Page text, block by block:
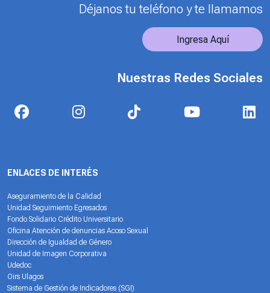
ENLACES DE INTERÉS
Aseguramiento de la Calidad
Unidad Seguimiento Egresados
Fondo Solidario Crédito Universitario
Oficina Atención de denuncias Acoso Sexual
Dirección de Igualdad de Género
Unidad de Imagen Corporativa
Udedoc
Oirs Ulagos
Sistema de Gestión de Indicadores (SGI)
Déjanos tu teléfono y te llamamos
Ingresa Aquí
Nuestras Redes Sociales